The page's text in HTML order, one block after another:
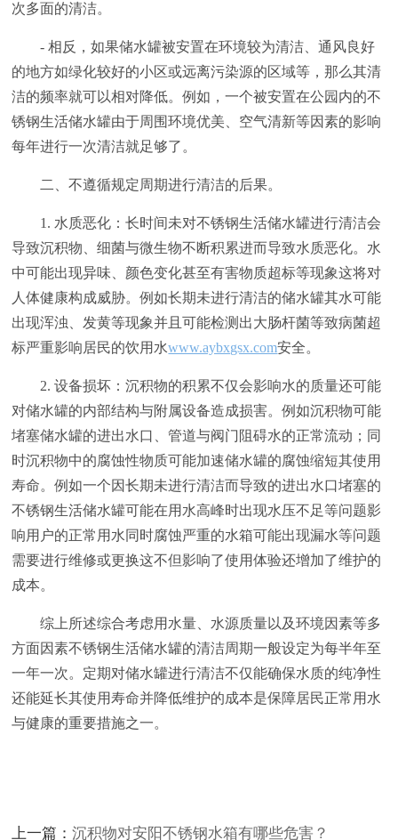
次多面的清洁。
- 相反，如果储水罐被安置在环境较为清洁、通风良好
的地方如绿化较好的小区或远离污染源的区域等，那么其清
洁的频率就可以相对降低。例如，一个被安置在公园内的不
锈钢生活储水罐由于周围环境优美、空气清新等因素的影响
每年进行一次清洁就足够了。
二、不遵循规定周期进行清洁的后果。
1. 水质恶化：长时间未对不锈钢生活储水罐进行清洁会
导致沉积物、细菌与微生物不断积累进而导致水质恶化。水
中可能出现异味、颜色变化甚至有害物质超标等现象这将对
人体健康构成威胁。例如长期未进行清洁的储水罐其水可能
出现浑浊、发黄等现象并且可能检测出大肠杆菌等致病菌超
标严重影响居民的饮用水www.aybxgsx.com安全。
2. 设备损坏：沉积物的积累不仅会影响水的质量还可能
对储水罐的内部结构与附属设备造成损害。例如沉积物可能
堵塞储水罐的进出水口、管道与阀门阻碍水的正常流动；同
时沉积物中的腐蚀性物质可能加速储水罐的腐蚀缩短其使用
寿命。例如一个因长期未进行清洁而导致的进出水口堵塞的
不锈钢生活储水罐可能在用水高峰时出现水压不足等问题影
响用户的正常用水同时腐蚀严重的水箱可能出现漏水等问题
需要进行维修或更换这不但影响了使用体验还增加了维护的
成本。
综上所述综合考虑用水量、水源质量以及环境因素等多
方面因素不锈钢生活储水罐的清洁周期一般设定为每半年至
一年一次。定期对储水罐进行清洁不仅能确保水质的纯净性
还能延长其使用寿命并降低维护的成本是保障居民正常用水
与健康的重要措施之一。
上一篇：沉积物对安阳不锈钢水箱有哪些危害？